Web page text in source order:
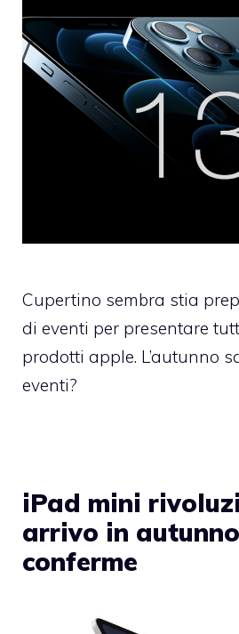
Cupertino sembra stia
di eventi per presentare
prodotti apple. L’autunno
eventi?
iPad mini
arrivo in
conferme